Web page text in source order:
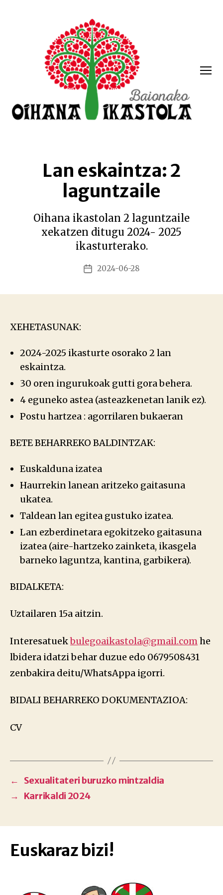
Lan eskaintza: 2
laguntzaile
Oihana ikastolan 2 laguntzaile
xekatzen ditugu 2024- 2025
ikasturterako.
Argitalpenaren
2024-06-28
XEHETASUNAK:
2024-2025 ikasturte osorako 2 lan
eskaintza.
30 oren ingurukoak gutti gora behera.
4 eguneko astea (asteazkenetan lanik ez).
Postu hartzea : agorrilaren bukaeran
BETE BEHARREKO BALDINTZAK:
Euskalduna izatea
Haurrekin lanean aritzeko gaitasuna
ukatea.
Taldean lan egitea gustuko izatea.
Lan ezberdinetara egokitzeko gaitasuna
izatea (aire-hartzeko zainketa, ikasgela
barneko laguntza, kantina, garbikera).
BIDALKETA:
Uztailaren 15a aitzin.
Interesatuekbulegoaikastola@gmail.comhe
lbidera idatzi behar duzue edo 0679508431
zenbakira deitu/WhatsAppa igorri.
BIDALI BEHARREKO DOKUMENTAZIOA:
CV
←
Sexualitateri buruzko mintzaldia
→
Karrikaldi 2024
Euskaraz bizi!